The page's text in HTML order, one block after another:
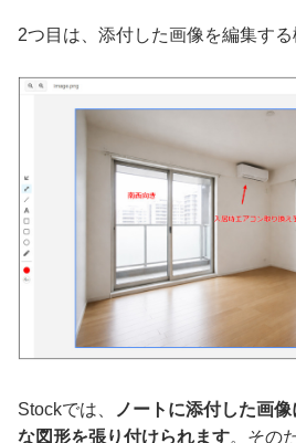
2つ目は、添付した画像を編集する
Stockでは、
ノートに添付した画
な図形を張り付けられます。その